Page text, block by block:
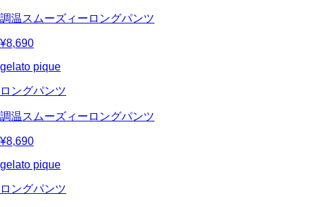
調温スムーズィーロングパンツ
¥8,690
gelato pique
ロングパンツ
調温スムーズィーロングパンツ
¥8,690
gelato pique
ロングパンツ